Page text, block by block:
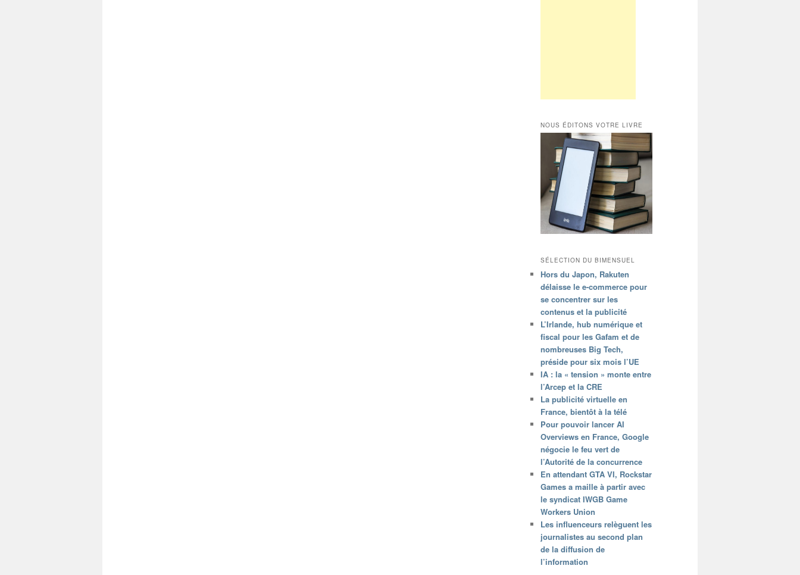
NOUS ÉDITONS VOTRE LIVRE
SÉLECTION DU BIMENSUEL
Hors du Japon, Rakuten
délaisse le e-commerce pour
se concentrer sur les
contenus et la publicité
L’Irlande, hub numérique et
fiscal pour les Gafam et de
nombreuses Big Tech,
préside pour six mois l’UE
IA : la « tension » monte entre
l’Arcep et la CRE
La publicité virtuelle en
France, bientôt à la télé
Pour pouvoir lancer AI
Overviews en France, Google
négocie le feu vert de
l’Autorité de la concurrence
En attendant GTA VI, Rockstar
Games a maille à partir avec
le syndicat IWGB Game
Workers Union
Les influenceurs relèguent les
journalistes au second plan
de la diffusion de
l’information